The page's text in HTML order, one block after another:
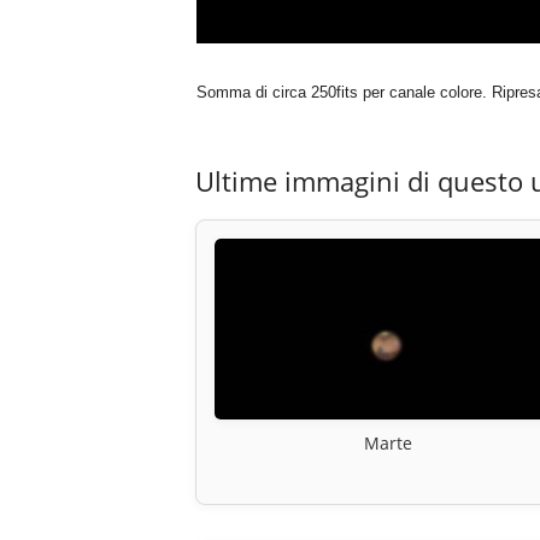
Somma di circa 250fits per canale colore.
Ultime immagini di questo
Marte